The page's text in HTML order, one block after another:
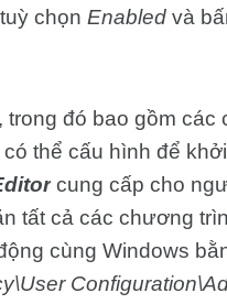
chọn Enabled và
trong đó bao gồm
có thể cấu hình để
cung cấp cho
tất cả các chương
cùng Windows